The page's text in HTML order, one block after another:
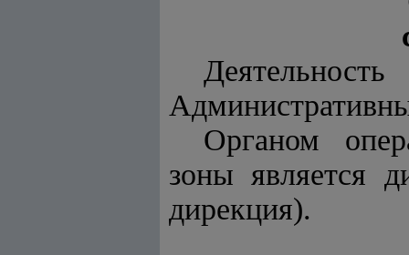
Органом
зоны является
дирекция).